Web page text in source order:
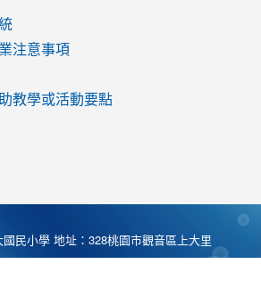
注意事項
教學或活動要點
民小學 地址：328桃園市觀音區上大里